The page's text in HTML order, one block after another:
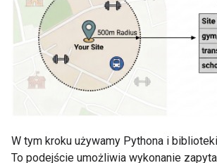
W tym kroku używamy Pythona i biblioteki
To podejście umożliwia wykonanie